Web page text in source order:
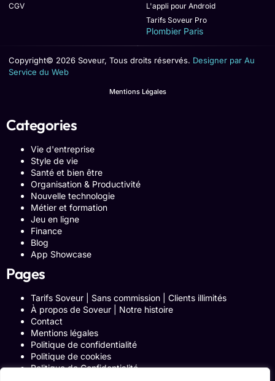
CGV
L'appli pour Android
Tarifs Soveur Pro
Plombier Paris
Copyright© 2026 Soveur, Tous droits réservés. Designer par Au
Service du Web
Mentions Légales
Categories
Vie d'entreprise
Style de vie
Santé et bien être
Organisation & Productivité
Nouvelle technologie
Métier et formation
Jeu en ligne
Finance
Blog
App Showcase
Pages
Tarifs Soveur | Sans commission | Clients illimités
À propos de Soveur | Notre histoire
Contact
Mentions légales
Politique de confidentialité
Politique de cookies
Politique de Confidentialité